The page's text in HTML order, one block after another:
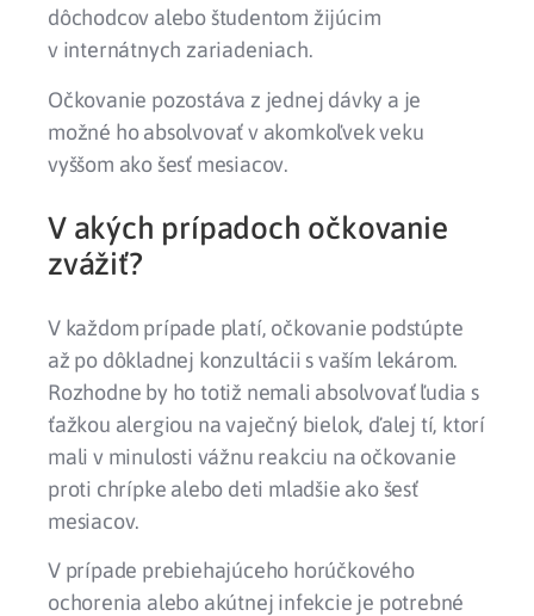
dôchodcov alebo študentom žijúcim
v internátnych zariadeniach.
Očkovanie pozostáva z jednej dávky a je
možné ho absolvovať v akomkoľvek veku
vyššom ako šesť mesiacov.
V akých prípadoch očkovanie
zvážiť?
V každom prípade platí, očkovanie podstúpte
až po dôkladnej konzultácii s vaším lekárom.
Rozhodne by ho totiž nemali absolvovať ľudia s
ťažkou alergiou na vaječný bielok, ďalej tí, ktorí
mali v minulosti vážnu reakciu na očkovanie
proti chrípke alebo deti mladšie ako šesť
mesiacov.
V prípade prebiehajúceho horúčkového
ochorenia alebo akútnej infekcie je potrebné